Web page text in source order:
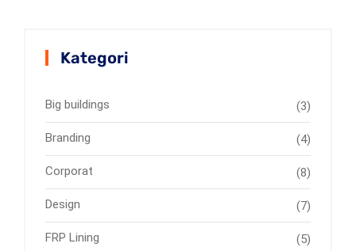
Kategori
Big buildings (3)
Branding (4)
Corporat (8)
Design (7)
FRP Lining (5)